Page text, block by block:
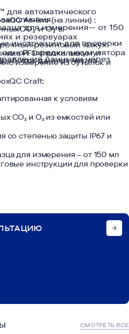
телеграм
и интересными
Москва, ул.
д. 51
офис
автоматического
для измерения— от 150
инструкции для проверки
данными через
At-line (на линии) :
и O₂ в
и резервуарах
резиновый кожух
зарядки аккумулятора
данных через
PFD (прокалывает и
измерение из бутылок и
Craft:
к условиям
CO₂ и O₂ из емкостей или
со степенью защиты IP67 и
для измерения – от 150 мл
инструкции для проверки
СМОТРЕТЬ ВСЕ